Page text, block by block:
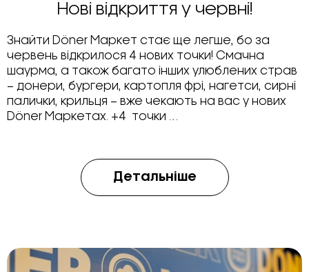
Нові відкриття у червні!
Знайти Döner Маркет стає ще легше, бо за
червень відкрилося 4 нових точки! Смачна
шаурма, а також багато інших улюблених страв
– донери, бургери, картопля фрі, нагетси, сирні
палички, крильця – вже чекають на вас у нових
Döner Маркетах. +4 точки …
Детальніше